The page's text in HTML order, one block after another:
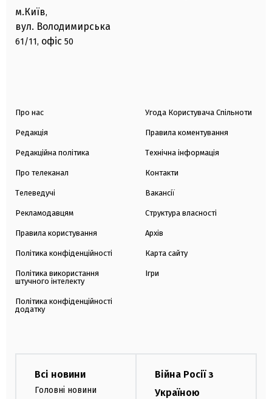
м.Київ,
вул. Володимирська
61/11, офіс 50
Про нас
Редакція
Редакційна політика
Про телеканал
Телеведучі
Рекламодавцям
Правила користування
Політика конфіденційності
Політика використання
штучного інтелекту
Політика конфіденційності
додатку
Угода Користувача Спільноти
Правила коментування
Технічна інформація
Контакти
Вакансії
Структура власності
Архів
Карта сайту
Ігри
Всі новини
Головні новини
Війна Росії з
Україною